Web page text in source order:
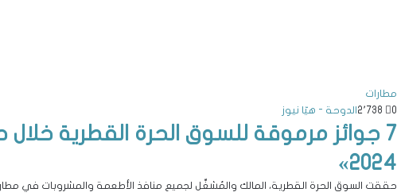
مطارات
الدوحة - هيّا نيوز
0
2024»
حققت السوق الحرة القطرية، المالك والمُشغِّل لجميع منافذ الأطعمة والمشروبات في مطار